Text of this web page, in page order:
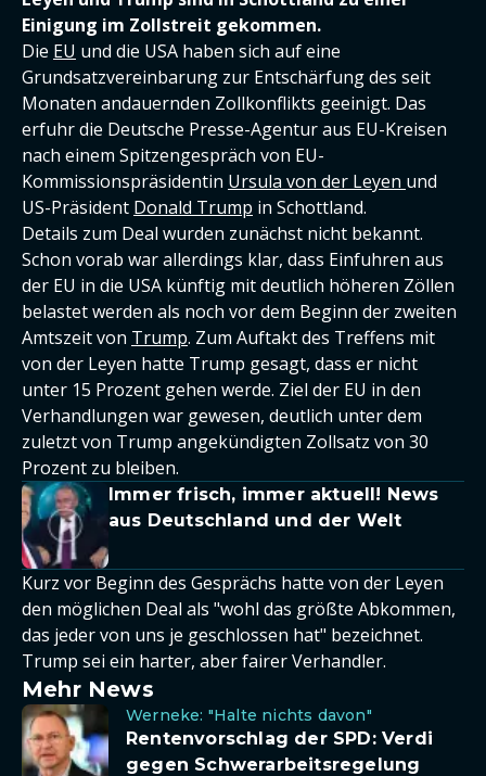
Einigung im Zollstreit gekommen.
Die EU und die USA haben sich auf eine
Grundsatzvereinbarung zur Entschärfung des seit
Monaten andauernden Zollkonflikts geeinigt. Das
erfuhr die Deutsche Presse-Agentur aus EU-Kreisen
nach einem Spitzengespräch von EU-
Kommissionspräsidentin Ursula von der Leyen und
US-Präsident Donald Trump in Schottland.
Details zum Deal wurden zunächst nicht bekannt.
Schon vorab war allerdings klar, dass Einfuhren aus
der EU in die USA künftig mit deutlich höheren Zöllen
belastet werden als noch vor dem Beginn der zweiten
Amtszeit von Trump. Zum Auftakt des Treffens mit
von der Leyen hatte Trump gesagt, dass er nicht
unter 15 Prozent gehen werde. Ziel der EU in den
Verhandlungen war gewesen, deutlich unter dem
zuletzt von Trump angekündigten Zollsatz von 30
Prozent zu bleiben.
Immer frisch, immer aktuell! News
aus Deutschland und der Welt
Kurz vor Beginn des Gesprächs hatte von der Leyen
den möglichen Deal als "wohl das größte Abkommen,
das jeder von uns je geschlossen hat" bezeichnet.
Trump sei ein harter, aber fairer Verhandler.
Mehr News
Werneke: "Halte nichts davon"
Rentenvorschlag der SPD: Verdi
gegen Schwerarbeitsregelung